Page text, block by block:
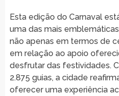
Esta edição do Carnaval
uma das mais
não apenas em termos de
em relação ao apoio
desfrutar das festividades.
2.875 guias, a cidade
oferecer uma experiência